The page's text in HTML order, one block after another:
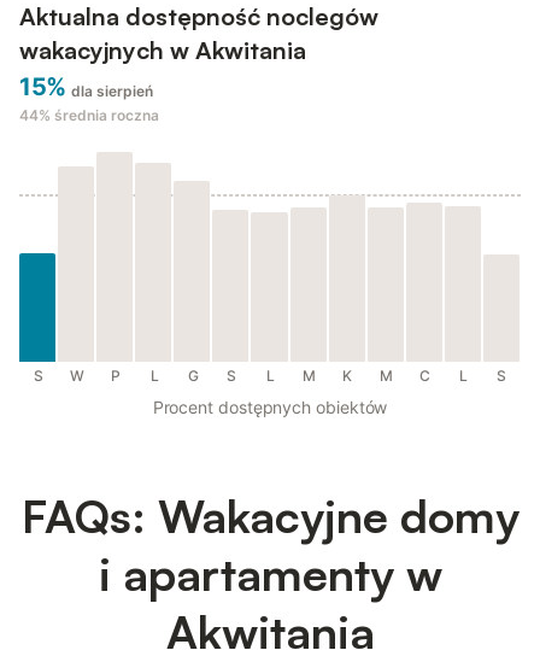
Aktualna dostępność noclegów
wakacyjnych w Akwitania
15% dla sierpień
44% średnia roczna
S W P L G S L M K M C L S
Procent dostępnych obiektów
FAQs: Wakacyjne domy
i apartamenty w
Akwitania